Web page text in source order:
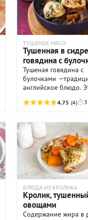
рульки, можно
и использовать как
для соусов и супов.
ТУШЕНОЕ МЯСО
Тушенная в сидре
говядина с
Тушеная говядина с
булочками
английское блюдо.
книге известного
британского
Мерри Берри и не
не поделиться. Рагу
получается очень
насыщенным, с
яблочным вкусом.
4.75 (4)
БЛЮДА ИЗ КРОЛИКА
Кролик,
овощами
Содержание жира в